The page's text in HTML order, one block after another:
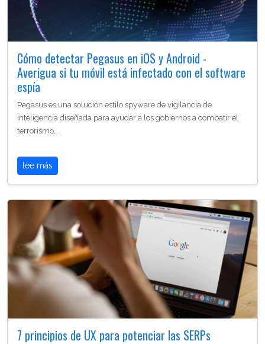
Cómo detectar Pegasus en iOS y Android -
Averigua si tu móvil está infectado con el software
espía
Pegasus es una solución estilo spyware de vigilancia de
inteligencia diseñada para ayudar a los gobiernos a combatir el
terrorismo…
lee más
7 principios de UX para potenciar las SERPs